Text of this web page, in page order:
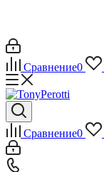
Сравнение0
Сравнение0